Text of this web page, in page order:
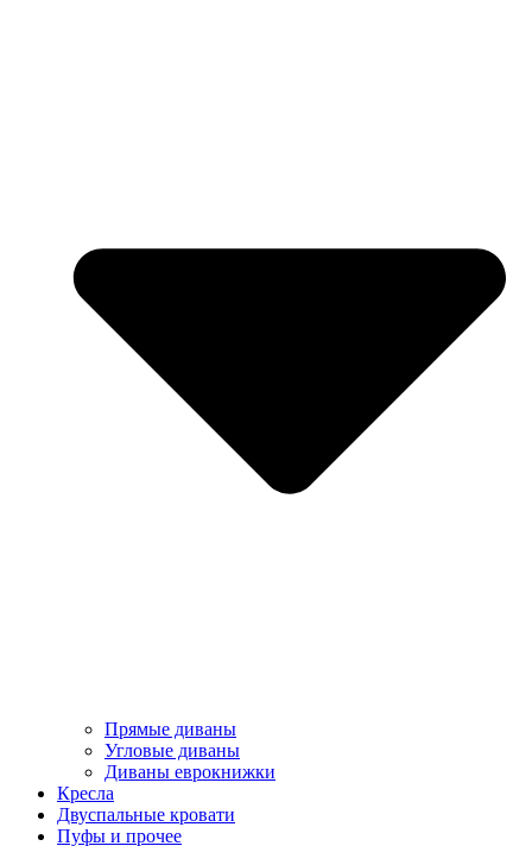
Прямые диваны
Угловые диваны
Диваны еврокнижки
Кресла
Двуспальные кровати
Пуфы и прочее